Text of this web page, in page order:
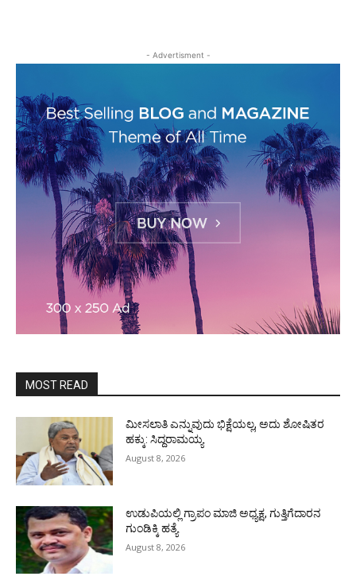
- Advertisment -
MOST READ
ಮೀಸಲಾತಿ ಎನ್ನುವುದು ಭಿಕ್ಷೆಯಲ್ಲ, ಅದು ಶೋಷಿತರ
ಹಕ್ಕು: ಸಿದ್ದರಾಮಯ್ಯ
August 8, 2026
ಉಡುಪಿಯಲ್ಲಿ ಗ್ರಾಪಂ ಮಾಜಿ ಅಧ್ಯಕ್ಷ, ಗುತ್ತಿಗೆದಾರನ
ಗುಂಡಿಕ್ಕಿ ಹತ್ಯೆ
August 8, 2026